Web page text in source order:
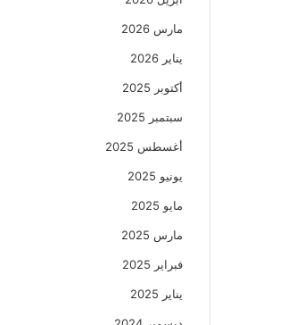
مارس 2026
يناير 2026
أكتوبر 2025
سبتمبر 2025
أغسطس 2025
يونيو 2025
مايو 2025
مارس 2025
فبراير 2025
يناير 2025